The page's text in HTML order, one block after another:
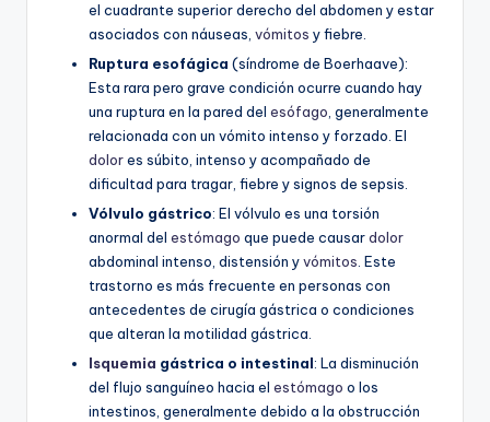
el cuadrante superior derecho del abdomen y estar
asociados con náuseas, vómitos y fiebre.
Ruptura esofágica (síndrome de Boerhaave):
Esta rara pero grave condición ocurre cuando hay
una ruptura en la pared del esófago, generalmente
relacionada con un vómito intenso y forzado. El
dolores súbito, intenso y acompañado de
dificultad para tragar, fiebre y signos de sepsis.
Vólvulo gástrico: El vólvulo es una torsión
anormal del estómago que puede causardolor
abdominal intenso, distensión yvómitos. Este
trastorno es más frecuente en personas con
antecedentes de cirugía gástrica o condiciones
que alteran la motilidad gástrica.
Isquemia gástrica o intestinal: La disminución
del flujo sanguíneo hacia el estómago o los
intestinos, generalmente debido a la obstrucción